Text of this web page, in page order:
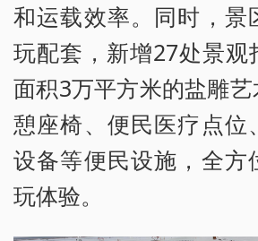
和运载效率。同时，景
玩配套，新增27处景观
面积3万平方米的盐雕
憩座椅、便民医疗点位
设备等便民设施，全方
玩体验。